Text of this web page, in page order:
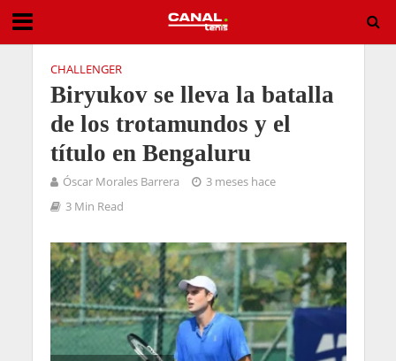
CHALLENGER
Biryukov se lleva la batalla
de los trotamundos y el
título en Bengaluru
Óscar Morales Barrera
3 meses hace
3 Min Read